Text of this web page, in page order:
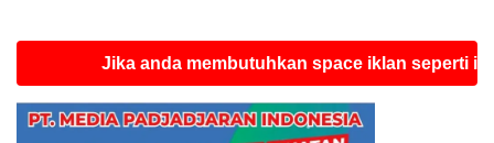
Jika anda membutuhkan space iklan seperti ini silahkan